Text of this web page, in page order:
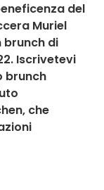
del
Muriel
brunch di
Iscrivetevi
brunch
che